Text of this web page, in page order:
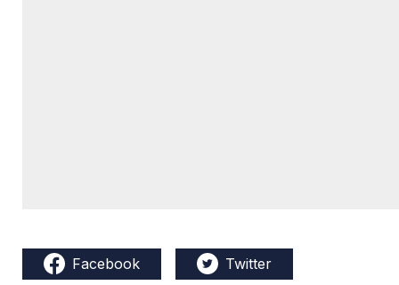
Facebook Twitter